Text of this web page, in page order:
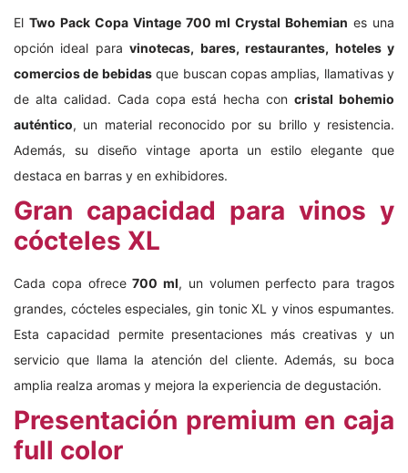
El Two Pack Copa Vintage 700 ml Crystal Bohemian es una
opción ideal paravinotecas, bares, restaurantes, hoteles y
comercios de bebidasque buscan copas amplias, llamativas y
de alta calidad. Cada copa está hecha concristal bohemio
auténtico, un material reconocido por su brillo y resistencia.
Además, su diseño vintage aporta un estilo elegante que
destaca en barras y en exhibidores.
Gran capacidad para vinos y
cócteles XL
Cada copa ofrece700 ml, un volumen perfecto para tragos
grandes, cócteles especiales, gin tonic XL y vinos espumantes.
Esta capacidad permite presentaciones más creativas y un
servicio que llama la atención del cliente. Además, su boca
amplia realza aromas y mejora la experiencia de degustación.
Presentación premium en caja
full color